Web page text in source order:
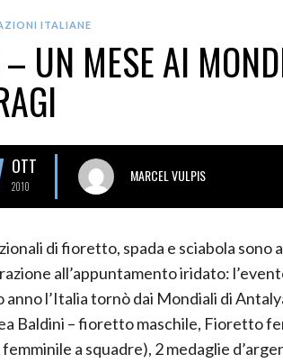
ITALIANE
UN MESE AI
OTT
2010
MARCEL VULPIS
di fioretto, spada e sciabola sono
all’appuntamento iridato:
anno l’Italia tornò dai Mondiali di
Baldini – fioretto maschile, Fioretto
femminile a squadre), 2 medaglie